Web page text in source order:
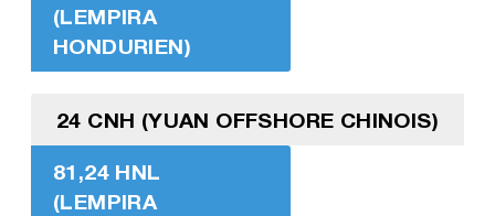
(LEMPIRA
HONDURIEN)
24 CNH (YUAN OFFSHORE CHINOIS)
81,24 HNL
(LEMPIRA